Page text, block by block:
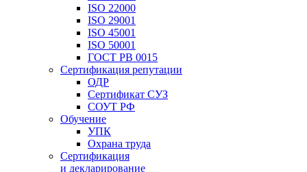
ISO 22000
ISO 29001
ISO 45001
ISO 50001
ГОСТ РВ 0015
Сертификация репутации
ОДР
Сертификат СУЗ
СОУТ РФ
Обучение
УПК
Охрана труда
Сертификация
и декларирование